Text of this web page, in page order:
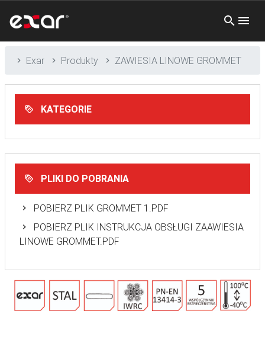
Exar Produkty ZAWIESIA LINOWE GROMMET
KATEGORIE
PLIKI DO POBRANIA
POBIERZ PLIK GROMMET 1.PDF
POBIERZ PLIK INSTRUKCJA OBSŁUGI ZAAWIESIA
LINOWE GROMMET.PDF